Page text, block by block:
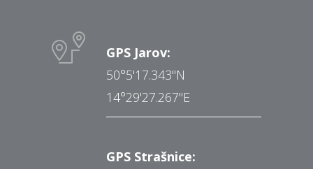
GPS Jarov:
50°5'17.343"N
14°29'27.267"E
GPS Strašnice: